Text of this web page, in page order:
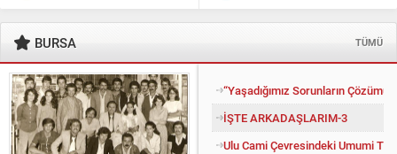
BURSA TÜMÜ
“Yaşadığımız Sorunların
İŞTE ARKADAŞLARIM-3
Ulu Cami Çevresindeki Umumi